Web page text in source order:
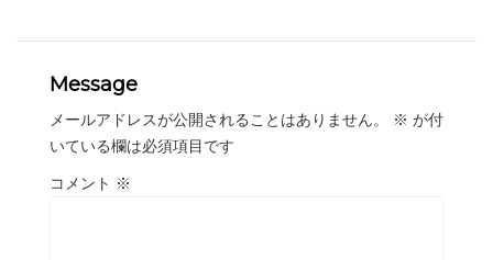
Message
メールアドレスが公開されることはありません。 ※ が付
いている欄は必須項目です
コメント ※